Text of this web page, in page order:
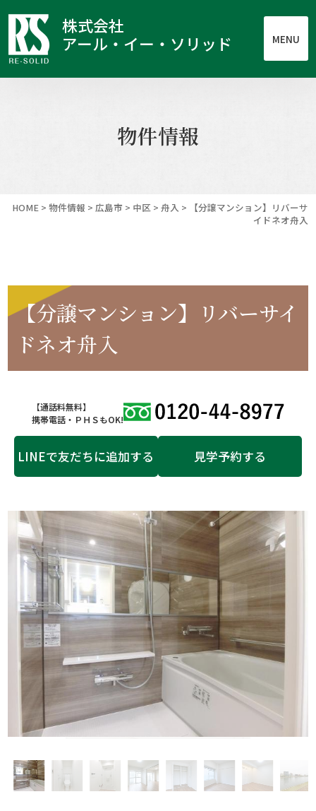
株式会社
アール・イー・ソリッド
MENU
物件情報
HOME> 物件情報 > 広島市 > 中区> 舟入 >
【分譲マンション】リバーサ
イドネオ舟入
【分譲マンション】リバーサイ
ドネオ舟入
【通話料無料】
携帯電話・ＰＨＳもOK!
LINEで友だちに追加する 見学予約する